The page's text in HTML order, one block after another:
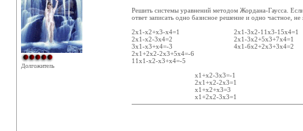
Долгожитель
Решить системы уравнений методом Жордана-Гаусса.
ответ записать одно базисное решение и одно частное, не
2х1-x2+x3-x4=1 2x1-3x2-11x3-15x4=1
2x1-x2-3x4=2 2x1-3x2+5x3+7x4=1
3x1-x3+x4=-3 4x1-6x2+2x3+3x4=2
2x1+2x2-2x3+5x4=-6
11x1-x2-x3+x4=-5
x1+x2-3x3=-1
2x1+x2-2x3=1
x1+x2+x3=3
x1+2x2-3x3=1